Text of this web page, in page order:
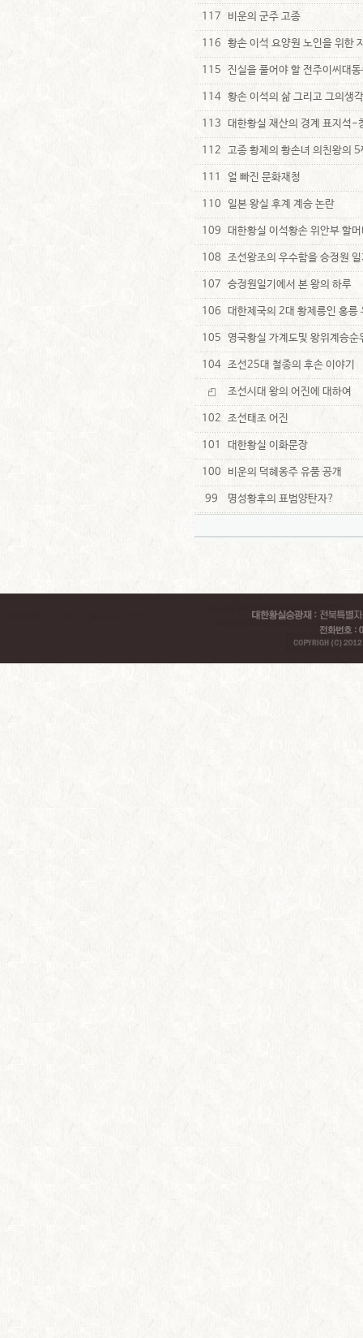
117 비운의 군주 고종
116 황손 이석 요양원 노인을 위한
115 진실을 풀어야 할 전주이씨대
114 황손 이석의 삶 그리고 그의생각
113 대한황실 재산의 경계 표지석-
112 고종 황제의 황손녀 의친왕의
111 얼 빠진 문화재청
110 일본 왕실 후계 계승 논란
109 대한황실 이석황손 위안부 할
108 조선왕조의 우수함을 승정원
107 승정원일기에서 본 왕의 하루
106 대한제국의 2대 황제릉인 홍
105 영국황실 가계도및 왕위계승순
104 조선25대 철종의 후손 이야기
조선시대 왕의 어진에 대하여
102 조선태조 어진
101 대한황실 이화문장
100 비운의 덕혜옹주 유품 공개
99 명성황후의 표범양탄자?